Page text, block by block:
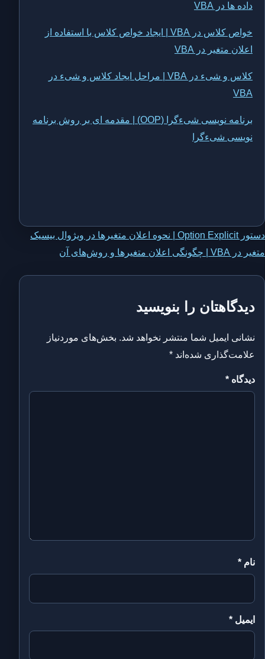
داده ها در VBA
خواص کلاس در VBA | ایجاد خواص کلاس با استفاده از
اعلان متغیر در VBA
کلاس و شیء در VBA | مراحل ایجاد کلاس و شیء در
VBA
برنامه نویسی شیءگرا (OOP) | مقدمه ای بر روش برنامه
نویسی شیءگرا
راهبری
نوشته
دستور Option Explicit | نحوه اعلان متغیرها در ویژوال بیسیک
متغیر در VBA | چگونگی اعلان متغیرها و روش‌های آن
دیدگاهتان را بنویسید
نشانی ایمیل شما منتشر نخواهد شد. بخش‌های موردنیاز
علامت‌گذاری شده‌اند *
دیدگاه *
نام *
ایمیل *